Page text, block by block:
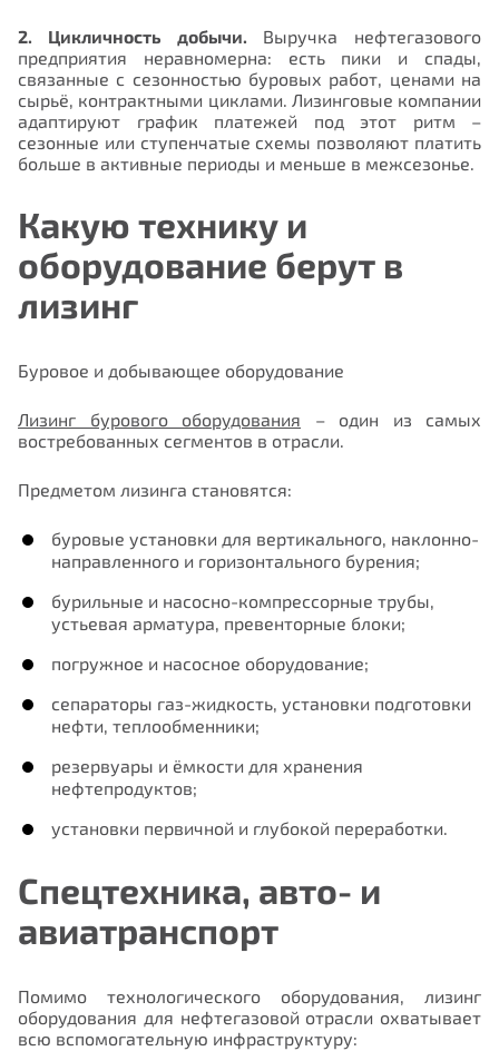
2. Цикличность добычи. Выручка нефтегазового
предприятия неравномерна: есть пики и спады,
связанные с сезонностью буровых работ, ценами на
сырьё, контрактными циклами. Лизинговые компании
адаптируют график платежей под этот ритм –
сезонные или ступенчатые схемы позволяют платить
больше в активные периоды и меньше в межсезонье.
Какую технику и
оборудование берут в
лизинг
Буровое и добывающее оборудование
Лизинг бурового оборудования – один из самых
востребованных сегментов в отрасли.
Предметом лизинга становятся:
буровые установки для вертикального, наклонно-
направленного и горизонтального бурения;
бурильные и насосно-компрессорные трубы,
устьевая арматура, превенторные блоки;
погружное и насосное оборудование;
сепараторы газ-жидкость, установки подготовки
нефти, теплообменники;
резервуары и ёмкости для хранения
нефтепродуктов;
установки первичной и глубокой переработки.
Спецтехника, авто- и
авиатранспорт
Помимо технологического оборудования, лизинг
оборудования для нефтегазовой отрасли охватывает
всю вспомогательную инфраструктуру: